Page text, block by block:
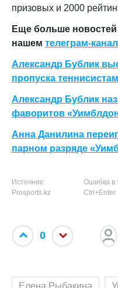
призовых и 2000
Еще больше
нашем телеграм-
Александр Бублик
пропуска
Александр Бублик
фаворитов
Анна Данилина
парном разряде
Источник:
Prosports.kz
Ошибка в
Ctrl+Enter
0
Елена Рыбакина